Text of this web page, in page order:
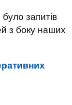
запитів
з боку наших